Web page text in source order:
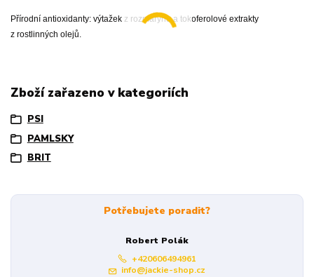
Přírodní antioxidanty: výtažek z rozmarýnu a tokoferolové extrakty
z rostlinných olejů.
Zboží zařazeno v kategoriích
PSI
PAMLSKY
BRIT
Potřebujete poradit?
Robert Polák
+420606494961
info@jackie-shop.cz